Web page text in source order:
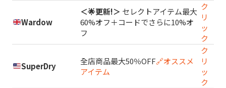
Wardow
＜🌟更新!＞ セレクトアイテム最大
60%オフ＋コードでさらに10%オ
フ
ク
リ
ッ
ク
SuperDry 全店商品最大50％OFF🔗オススメ
アイテム
ク
リ
ッ
ク